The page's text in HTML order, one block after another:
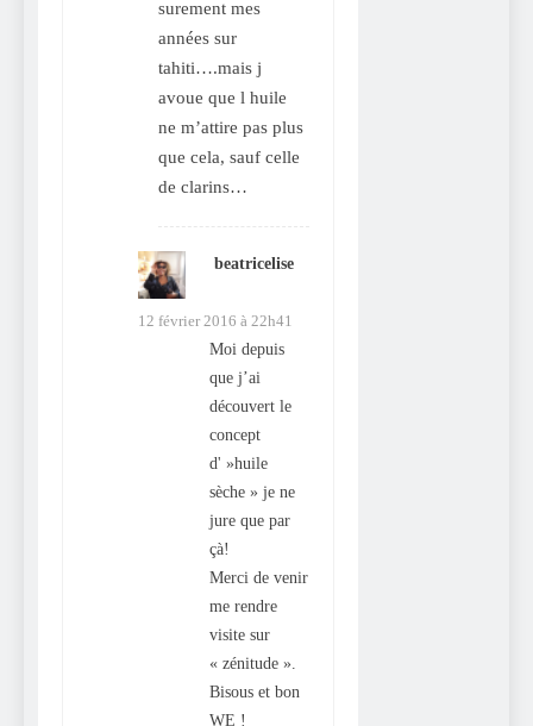
surement mes
années sur
tahiti….mais j
avoue que l huile
ne m’attire pas plus
que cela, sauf celle
de clarins…
beatricelise
dit :
12 février 2016 à 22h41
Moi depuis
que j’ai
découvert le
concept
d' »huile
sèche » je ne
jure que par
çà!
Merci de venir
me rendre
visite sur
« zénitude ».
Bisous et bon
WE !